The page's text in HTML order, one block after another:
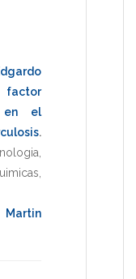
en el
.
Martin